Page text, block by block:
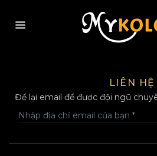
LIÊN HỆ
Để lại email để được đội ngũ